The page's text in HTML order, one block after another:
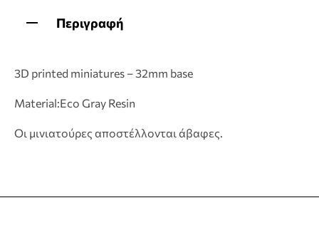
Περιγραφή
3D printed miniatures – 32mm base
Material:Eco Gray Resin
Οι μινιατούρες αποστέλλονται άβαφες.